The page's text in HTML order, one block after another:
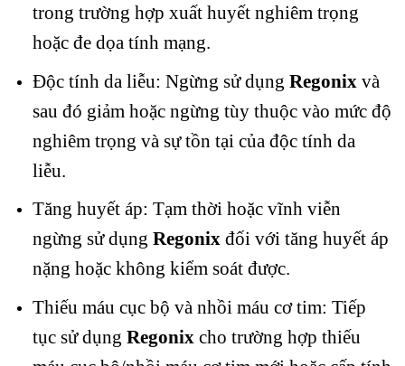
trong trường hợp xuất huyết nghiêm trọng
hoặc đe dọa tính mạng.
Độc tính da liễu: Ngừng sử dụng Regonix và
sau đó giảm hoặc ngừng tùy thuộc vào mức độ
nghiêm trọng và sự tồn tại của độc tính da
liễu.
Tăng huyết áp: Tạm thời hoặc vĩnh viễn
ngừng sử dụng Regonix đối với tăng huyết áp
nặng hoặc không kiểm soát được.
Thiếu máu cục bộ và nhồi máu cơ tim: Tiếp
tục sử dụng Regonix cho trường hợp thiếu